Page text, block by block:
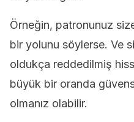
Örneğin, patronunuz
bir yolunu söylerse. Ve
oldukça reddedilmiş
büyük bir oranda
olmanız olabilir.